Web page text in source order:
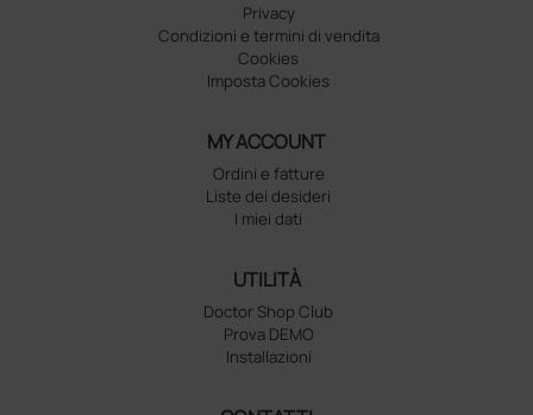
Privacy
Condizioni e termini di vendita
Cookies
Imposta Cookies
MY ACCOUNT
Ordini e fatture
Liste dei desideri
I miei dati
UTILITÀ
Doctor Shop Club
Prova DEMO
Installazioni